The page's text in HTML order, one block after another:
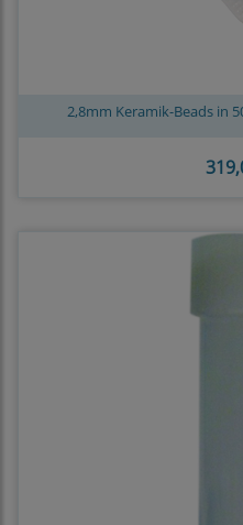
2,8mm Keramik-Beads in